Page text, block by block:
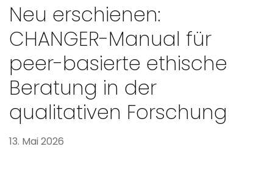
Neu erschienen:
CHANGER-Manual für
peer-basierte ethische
Beratung in der
qualitativen Forschung
13. Mai 2026